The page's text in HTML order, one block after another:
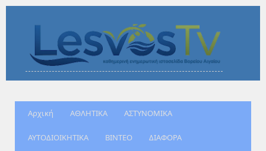
Αρχική ΑΘΛΗΤΙΚΑ ΑΣΤΥΝΟΜΙΚΑ
ΑΥΤΟΔΙΟΙΚΗΤΙΚΑ ΒΙΝΤΕΟ ΔΙΑΦΟΡΑ